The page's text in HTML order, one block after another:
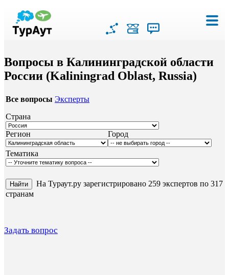
Вопросы в Калининградской области
России (Kaliningrad Oblast, Russia)
Все вопросы Эксперты
Страна
Регион
Город
Тематика
На Тураут.ру зарегистрировано 259 экспертов по 317
странам
Задать вопрос